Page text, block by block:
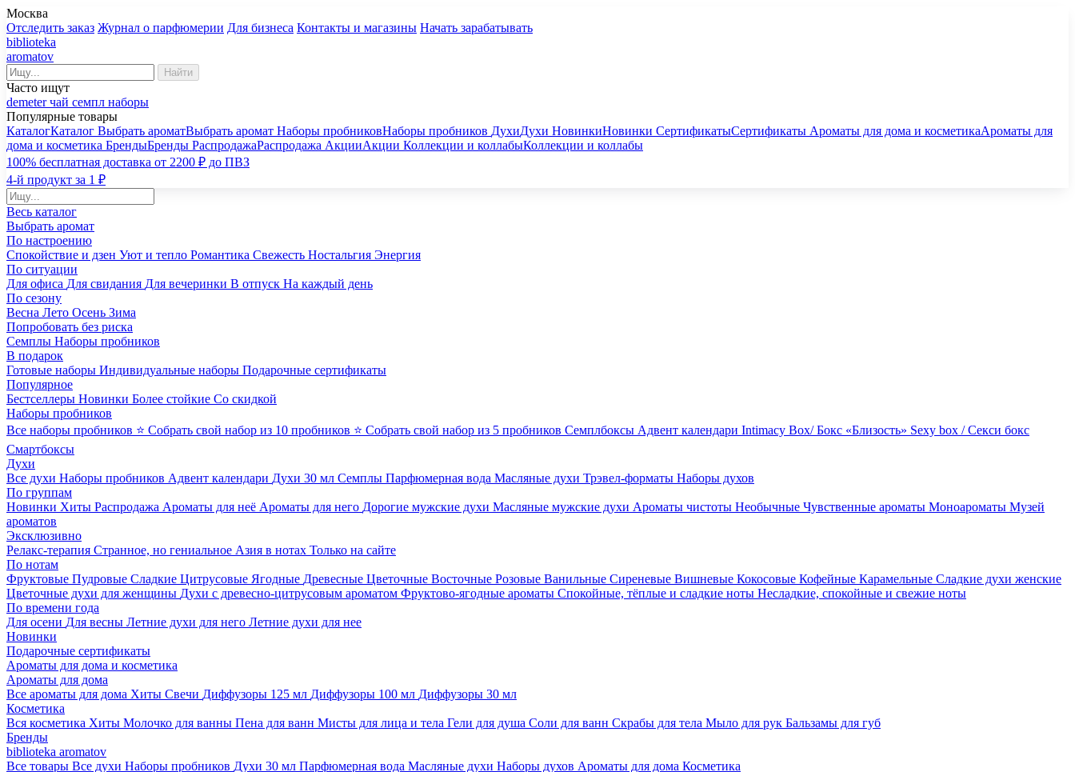
Москва
Отследить заказ Журнал о парфюмерии Для бизнеса Контакты и магазины Начать зарабатывать
biblioteka
aromatov
Найти
Часто ищут
demeterчай семпл наборы
Популярные товары
КаталогКаталог Выбрать ароматВыбрать аромат Наборы пробниковНаборы пробников ДухиДухи НовинкиНовинки СертификатыСертификаты Ароматы для дома и косметикаАроматы для
дома и косметика БрендыБренды РаспродажаРаспродажа АкцииАкции Коллекции и коллабыКоллекции и коллабы
100% бесплатная доставка от 2200 ₽ до ПВЗ
4-й продукт за 1 ₽
Весь каталог
Выбрать аромат
По настроению
Спокойствие и дзен Уют и тепло Романтика Свежесть Ностальгия Энергия
По ситуации
Для офиса Для свидания Для вечеринки В отпуск На каждый день
По сезону
Весна Лето Осень Зима
Попробовать без риска
Семплы Наборы пробников
В подарок
Готовые наборы Индивидуальные наборы Подарочные сертификаты
Популярное
Бестселлеры Новинки Более стойкие Со скидкой
Наборы пробников
Все наборы пробников ⭐ Собрать свой набор из 10 пробников ⭐ Собрать свой набор из 5 пробников Семплбоксы Адвент календари Intimacy Box/ Бокс «Близость» Sexy box / Секси бокс
Смартбоксы
Духи
Все духи Наборы пробников Адвент календари Духи 30 мл Семплы Парфюмерная вода Масляные духи Трэвел-форматы Наборы духов
По группам
Новинки Хиты Распродажа Ароматы для неё Ароматы для него Дорогие мужские духи Масляные мужские духи Ароматы чистоты Необычные Чувственные ароматы Моноароматы Музей
ароматов
Эксклюзивно
Релакс-терапия Странное, но гениальное Азия в нотах Только на сайте
По нотам
Фруктовые Пудровые Сладкие Цитрусовые Ягодные Древесные Цветочные Восточные Розовые Ванильные Сиреневые Вишневые Кокосовые Кофейные Карамельные Сладкие духи женские
Цветочные духи для женщины Духи с древесно-цитрусовым ароматом Фруктово-ягодные ароматы Спокойные, тёплые и сладкие ноты Несладкие, спокойные и свежие ноты
По времени года
Для осени Для весны Летние духи для него Летние духи для нее
Новинки
Подарочные сертификаты
Ароматы для дома и косметика
Ароматы для дома
Все ароматы для дома Хиты Свечи Диффузоры 125 мл Диффузоры 100 мл Диффузоры 30 мл
Косметика
Вся косметика Хиты Молочко для ванны Пена для ванн Мисты для лица и тела Гели для душа Соли для ванн Скрабы для тела Мыло для рук Бальзамы для губ
Бренды
biblioteka aromatov
Все товары Все духи Наборы пробников Духи 30 мл Парфюмерная вода Масляные духи Наборы духов Ароматы для дома Косметика